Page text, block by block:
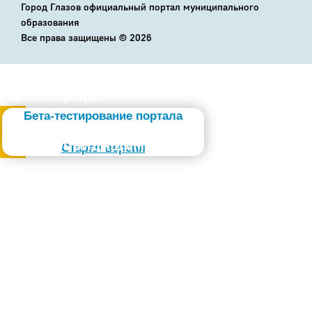
Бета-тестирование портала
Старая версия
Слабовидящим
Город Глазов официальный портал муниципального
образования
Все права защищены © 2026